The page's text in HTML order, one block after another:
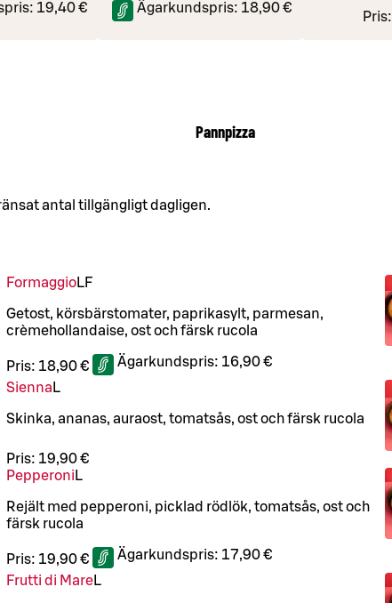
19,40 €
Ägarkundspris: 18,90 €
Pris:
Pannpizza
antal tillgängligt dagligen.
FormaggioLF
Getost, körsbärstomater, paprikasylt, parmesan,
crèmehollandaise, ost och färsk rucola
Pris: 18,90 € Ägarkundspris: 16,90 €
Sienna L
Skinka, ananas, auraost, tomatsås, ost och färsk rucola
Pris: 19,90 €
Pepperoni L
Rejält med pepperoni, picklad rödlök, tomatsås, ost och
färsk rucola
Pris: 19,90 € Ägarkundspris: 17,90 €
Frutti di MareL